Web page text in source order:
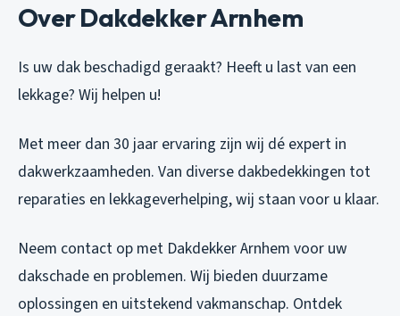
Over Dakdekker Arnhem
Is uw dak beschadigd geraakt? Heeft u last van een
lekkage? Wij helpen u!
Met meer dan 30 jaar ervaring zijn wij dé expert in
dakwerkzaamheden. Van diverse dakbedekkingen tot
reparaties en lekkageverhelping, wij staan voor u klaar.
Neem contact op met Dakdekker Arnhem voor uw
dakschade en problemen. Wij bieden duurzame
oplossingen en uitstekend vakmanschap. Ontdek